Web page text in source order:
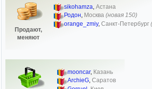
Продают,
меняют
sikohamza, Астана
Родон, Москва (новая 150)
orange_zmiy, Санкт-Петербург
mooncar, Казань
ArchieG, Саратов